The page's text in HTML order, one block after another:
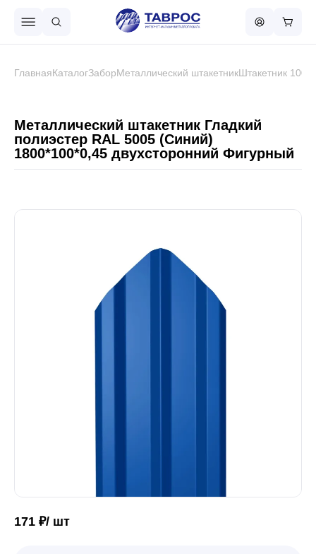
Металлочерепица
Чёрный металлопрокат
Сваи винтовые
Водосточная система
Профили для гипсокартона
ГлавнаяКаталогЗаборМеталлический штакетникШтакетник 100
Металлический штакетник Гладкий
полиэстер RAL 5005 (Синий)
1800*100*0,45 двухсторонний Фигурный
171 ₽/ шт